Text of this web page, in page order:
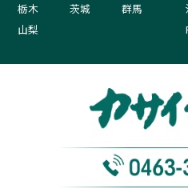
栃木
茨城
群馬
山梨